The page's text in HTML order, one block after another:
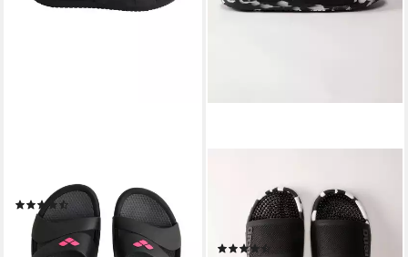
Nina Pool Slides Badeschuh
(14)
31,99 €
lieferbar - in 3-4 Werktagen bei dir
MARCO BI Badesandale für
Schwimmen und den Einsatz
am Strand geeignet
(5)